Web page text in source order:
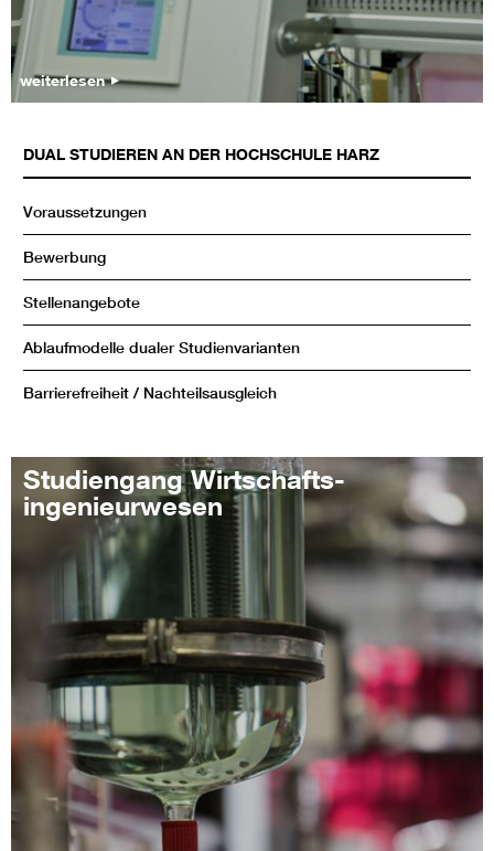
weiterlesen
DUAL STUDIEREN AN DER HOCHSCHULE HARZ
Voraussetzungen
Bewerbung
Stellenangebote
Ablaufmodelle dualer Studienvarianten
Barrierefreiheit / Nachteilsausgleich
Studiengang Wirtschafts-
ingenieurwesen